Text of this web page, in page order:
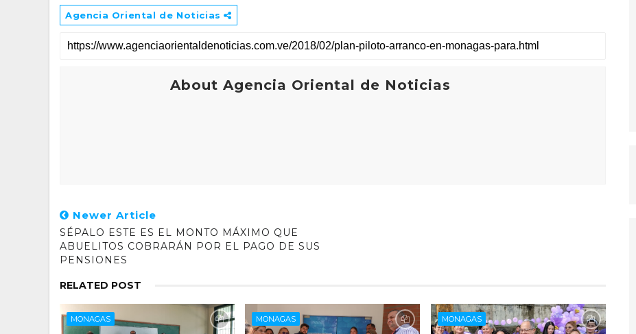
Agencia Oriental de Noticias
About Agencia Oriental de Noticias
Newer Article
SÉPALO ESTE ES EL MONTO MÁXIMO QUE
ABUELITOS COBRARÁN POR EL PAGO DE SUS
PENSIONES
RELATED POST
MONAGAS MONAGAS MONAGAS